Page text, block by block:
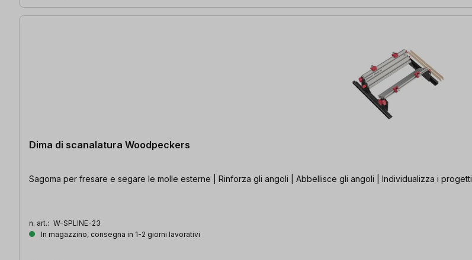
Dima di scanalatura Woodpeckers
Sagoma per fresare e segare le molle esterne | Rinforza gli angoli | Abbellisce gli angoli | Individualizza i progetti
n. art.: W-SPLINE-23
In magazzino, consegna in 1-2 giorni lavorativi